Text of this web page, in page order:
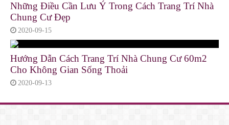
Những Điều Cần Lưu Ý Trong Cách Trang Trí Nhà
Chung Cư Đẹp
2020-09-15
Hướng Dẫn Cách Trang Trí Nhà Chung Cư 60m2
Cho Không Gian Sống Thoải
2020-09-13